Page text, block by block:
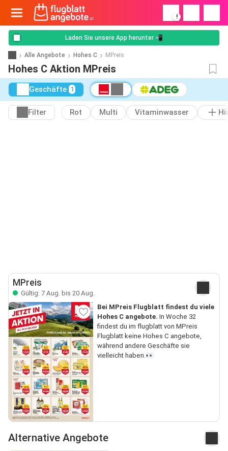
!
Laden Sie unsere App herunter 📲
Alle Angebote Hohes C MPreis
Hohes C Aktion MPreis
Geschäfte 1
Filter Rot Multi Vitaminwasser
MPreis
Gültig: 7 Aug. bis 20 Aug.
Bei MPreis Flugblatt findest du viele
Hohes C angebote. In Woche 32
findest du im flugblatt von MPreis
Flugblatt keine Hohes C angebote,
während andere Geschäfte sie
vielleicht haben.👀
Alternative Angebote